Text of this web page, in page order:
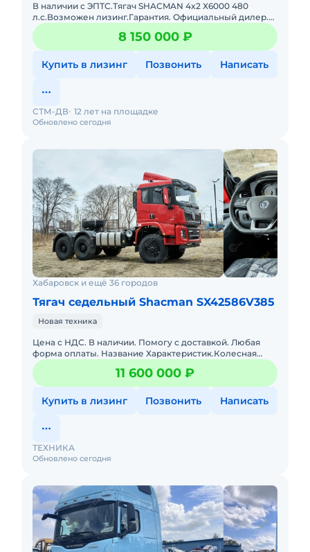
В наличии с ЭПТС.Тягач SHACMAN 4x2 X6000 480
л.с.Возможен лизинг.Гарантия. Официальный дилер.
кабина X6000, WP13.480E501, АКПП 12TX2421TD,
Передняя ось 7.3Т MA8 150 000 ₽
Купить в лизинг Позвонить Написать
Обновлено сегодня
СТМ-ДВ 12 лет на площадке
Хабаровск и ещё 36 городов
Тягач седельный Shacman SX42586V385
Новая техника
Цена с НДС. В наличии. Помогу с доставкой. Любая
форма оплаты. Название Характеристик.Колесная
формула: 6х6 Масса: 8 500-13 450 кгКоробка передач:
Fast Full
11 600 000 ₽
Купить в лизинг Позвонить Написать
Обновлено сегодня
ТЕХНИКА